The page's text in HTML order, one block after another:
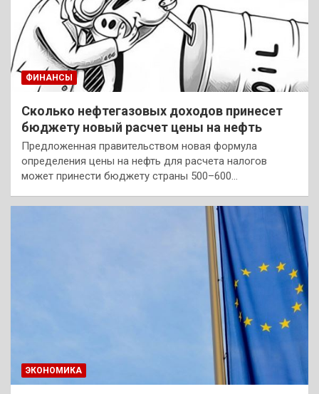
ФИНАНСЫ
Сколько нефтегазовых доходов принесет
бюджету новый расчет цены на нефть
Предложенная правительством новая формула
определения цены на нефть для расчета налогов
может принести бюджету страны 500–600…
ЭКОНОМИКА